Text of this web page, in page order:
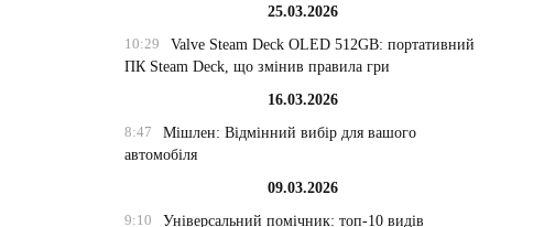
25.03.2026
10:29
Valve Steam Deck OLED 512GB: портативний
ПК Steam Deck, що змінив правила гри
16.03.2026
8:47
Мішлен: Відмінний вибір для вашого
автомобіля
09.03.2026
9:10
Універсальний помічник: топ-10 видів